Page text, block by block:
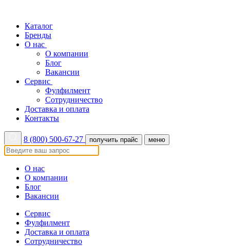
Каталог
Бренды
О нас
О компании
Блог
Вакансии
Сервис
Фулфилмент
Сотрудничество
Доставка и оплата
Контакты
8 (800) 500-67-27 получить прайс меню
О нас
О компании
Блог
Вакансии
Сервис
Фулфилмент
Доставка и оплата
Сотрудничество